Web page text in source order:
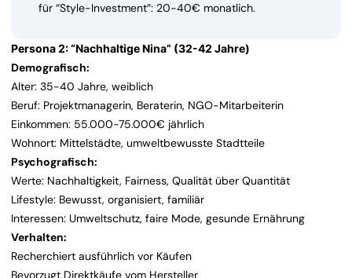
für “Style-Investment”: 20-40€ monatlich.
Persona 2: “Nachhaltige Nina” (32-42 Jahre)
Demografisch:
Alter: 35-40 Jahre, weiblich
Beruf: Projektmanagerin, Beraterin, NGO-Mitarbeiterin
Einkommen: 55.000-75.000€ jährlich
Wohnort: Mittelstädte, umweltbewusste Stadtteile
Psychografisch:
Werte: Nachhaltigkeit, Fairness, Qualität über Quantität
Lifestyle: Bewusst, organisiert, familiär
Interessen: Umweltschutz, faire Mode, gesunde Ernährung
Verhalten:
Recherchiert ausführlich vor Käufen
Bevorzugt Direktkäufe vom Hersteller